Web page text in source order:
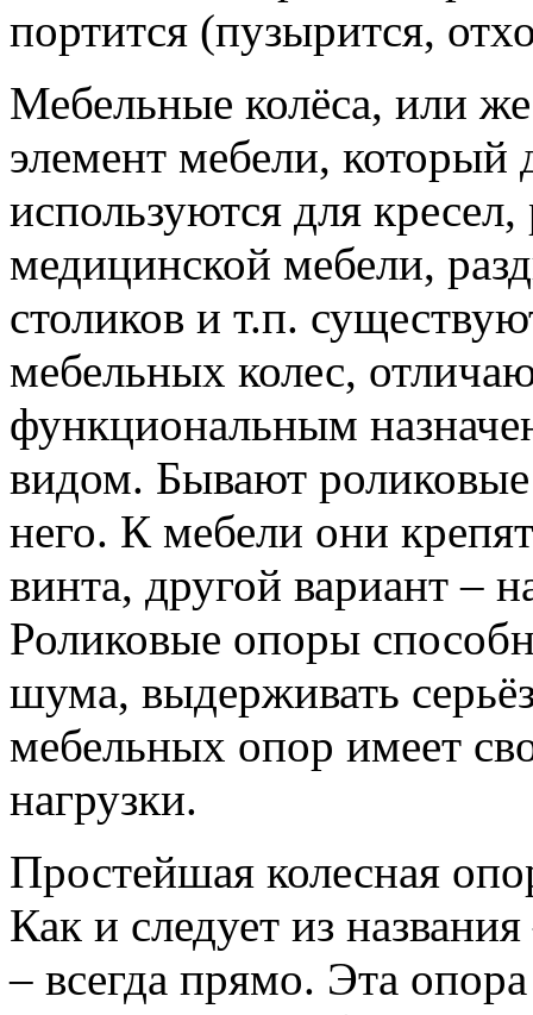
портится (пузырится,
Мебельные колёса, или
элемент мебели,
используются для
медицинской мебели,
столиков и т.п.
мебельных колес,
функциональным
видом. Бывают
него. К мебели они
винта, другой вариант –
Роликовые опоры
шума, выдерживать
мебельных опор имеет
нагрузки.
Простейшая колесная
Как и следует из
– всегда прямо. Эта